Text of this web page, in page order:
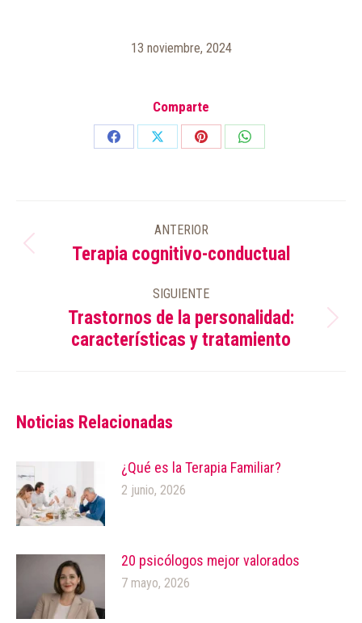
13 noviembre, 2024
Comparte
Share
Share
Share
Share
ENTRE
PUBLICACIONES
ANTERIOR
Publicación
Terapia cognitivo-conductual
SIGUIENTE
Publicación
siguiente:
Trastornos de la personalidad:
características y tratamiento
Noticias Relacionadas
¿Qué es la Terapia Familiar?
2 junio, 2026
20 psicólogos mejor valorados
7 mayo, 2026